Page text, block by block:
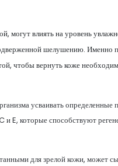
могут влиять на уровень
шелушению. Именно
чтобы вернуть коже
усваивать определенные
E, которые способствуют
для зрелой кожи, может